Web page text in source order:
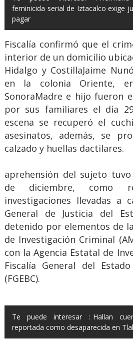
feminicida serial de Iztacalco exige
pagar
Fiscalía confirmó que el
interior de un domicilio
Hidalgo y CostillaJaime
en la colonia Oriente,
SonoraMadre e hijo fueron
por sus familiares el día
escena se recuperó el
asesinatos, además, se
calzado y huellas dactilares.
aprehensión del sujeto
de diciembre, como
investigaciones llevadas a
General de Justicia del
detenido por elementos de
de Investigación Criminal
con la Agencia Estatal de
Fiscalía General del
(FGEBC).
Te puede interesar : Hallan
reportada como desaparecida en